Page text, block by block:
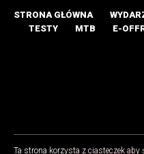
STRONA GŁÓWNA
TESTY
MTB E-
Ta strona korzysta z ciasteczek